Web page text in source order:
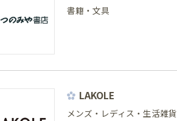
書籍・文具
LAKOLE
メンズ・レディス・生活雑貨